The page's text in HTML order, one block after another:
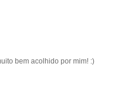
bem acolhido por mim! :)